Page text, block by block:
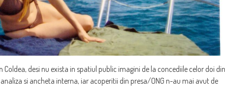
desi nu exista in spatiul public imagini de la concediile celor doi din
si ancheta interna, iar acoperitii din presa/ONG n-au mai avut de